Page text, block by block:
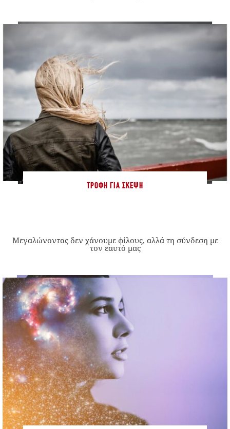
ΤΡΟΦΉ ΓΙΑ ΣΚΈΨΗ
Μεγαλώνοντας δεν χάνουμε φίλους, αλλά τη σύνδεση με
τον εαυτό μας